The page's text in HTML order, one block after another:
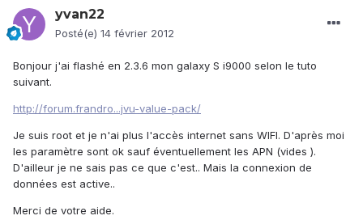
yvan22
Posté(e) 14 février 2012
Bonjour j'ai flashé en 2.3.6 mon galaxy S i9000 selon le tuto
suivant.
http://forum.frandro...jvu-value-pack/
Je suis root et je n'ai plus l'accès internet sans WIFI. D'après moi
les paramètre sont ok sauf éventuellement les APN (vides ).
D'ailleur je ne sais pas ce que c'est.. Mais la connexion de
données est active..
Merci de votre aide.